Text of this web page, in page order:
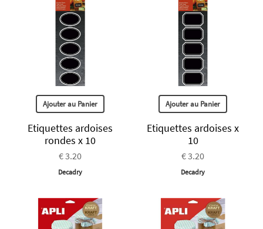
Ajouter au Panier
Etiquettes ardoises
rondes x 10
€ 3.20
Decadry
Ajouter au Panier
Etiquettes ardoises x
10
€ 3.20
Decadry